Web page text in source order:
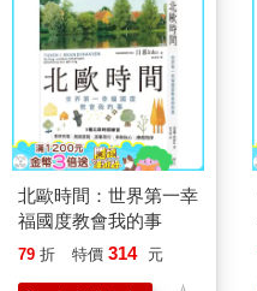
北歐時間：世界第一幸
福國度教會我的事
79 折 特價 314 元